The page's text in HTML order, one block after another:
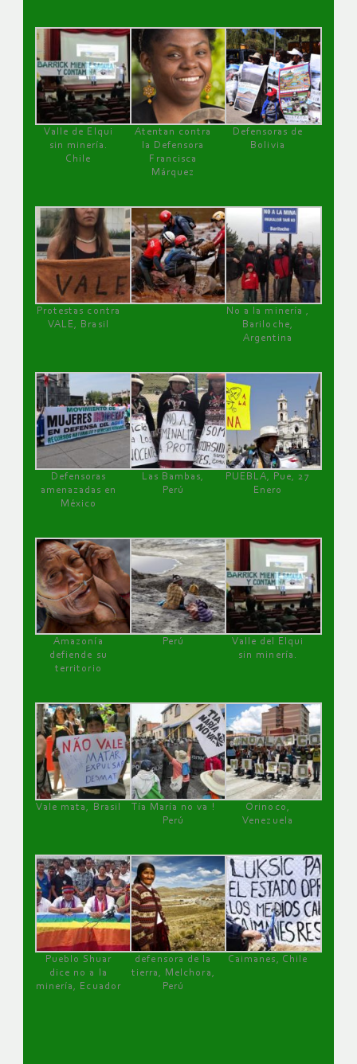
Valle de Elqui
sin minería.
Chile
Atentan contra
la Defensora
Francisca
Márquez
Defensoras de
Bolivia
Protestas contra
VALE, Brasil
No a la minería ,
Bariloche,
Argentina
Defensoras
amenazadas en
México
Las Bambas,
Perú
PUEBLA, Pue, 27
Enero
Amazonía
defiende su
territorio
Perú
Valle del Elqui
sin minería.
Vale mata, Brasil
Tía María no va !
Perú
Orinoco,
Venezuela
Pueblo Shuar
dice no a la
minería, Ecuador
defensora de la
tierra, Melchora,
Perú
Caimanes, Chile